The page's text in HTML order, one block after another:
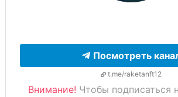
Посмотреть
t.me/raketanft12
Внимание! Чтобы подписаться